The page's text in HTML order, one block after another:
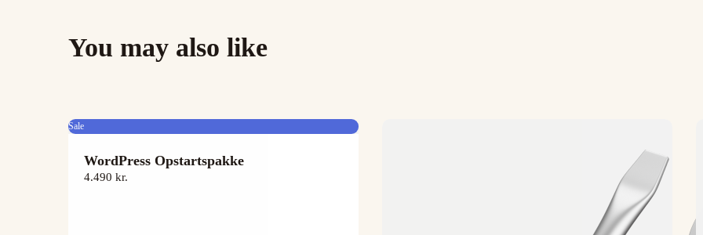
You may also like
Sale
WordPress Opstartspakke
4.490 kr.